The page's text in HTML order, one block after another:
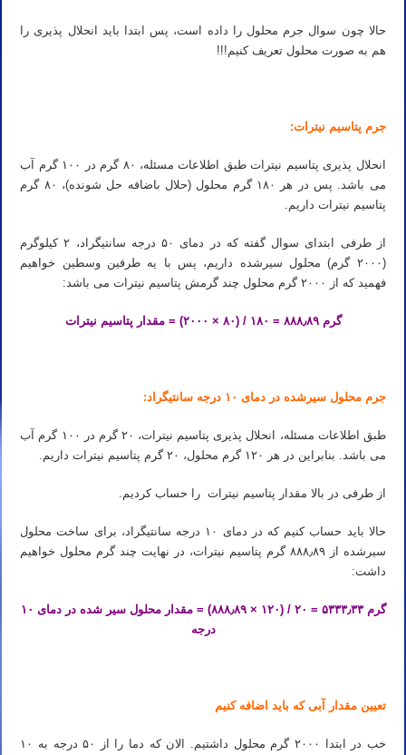
حالا چون سوال جرم محلول را داده است، پس ابتدا باید انحلال پذیری را
هم به صورت محلول تعریف کنیم!!!
جرم پتاسیم نیترات:
انحلال پذیری پتاسیم نیترات طبق اطلاعات مسئله، ۸۰ گرم در ۱۰۰ گرم آب
می باشد. پس در هر ۱۸۰ گرم محلول (حلال باضافه حل شونده)، ۸۰ گرم
پتاسیم نیترات داریم.
از طرفی ابتدای سوال گفته که در دمای ۵۰ درجه سانتیگراد، ۲ کیلوگرم
(۲۰۰۰ گرم) محلول سیرشده داریم، پس با یه طرفین وسطین خواهیم
فهمید که از ۲۰۰۰ گرم محلول چند گرمش پتاسیم نیترات می باشد:
گرم ۸۸۸٫۸۹ = ۱۸۰ / (۸۰ × ۲۰۰۰) = مقدار پتاسیم نیترات
جرم محلول سیرشده در دمای ۱۰ درجه سانتیگراد:
طبق اطلاعات مسئله، انحلال پذیری پتاسیم نیترات، ۲۰ گرم در ۱۰۰ گرم آب
می باشد. بنابراین در هر ۱۲۰ گرم محلول، ۲۰ گرم پتاسیم نیترات داریم.
از طرفی در بالا مقدار پتاسیم نیترات را حساب کردیم.
حالا باید حساب کنیم که در دمای ۱۰ درجه سانتیگراد، برای ساخت محلول
سیرشده از ۸۸۸٫۸۹ گرم پتاسیم نیترات، در نهایت چند گرم محلول خواهیم
داشت:
گرم ۵۳۳۳٫۳۳ = ۲۰ / (۱۲۰ × ۸۸۸٫۸۹) = مقدار محلول سیر شده در دمای ۱۰
درجه
تعیین مقدار آبی که باید اضافه کنیم
خب در ابتدا ۲۰۰۰ گرم محلول داشتیم. الان که دما را از ۵۰ درجه به ۱۰